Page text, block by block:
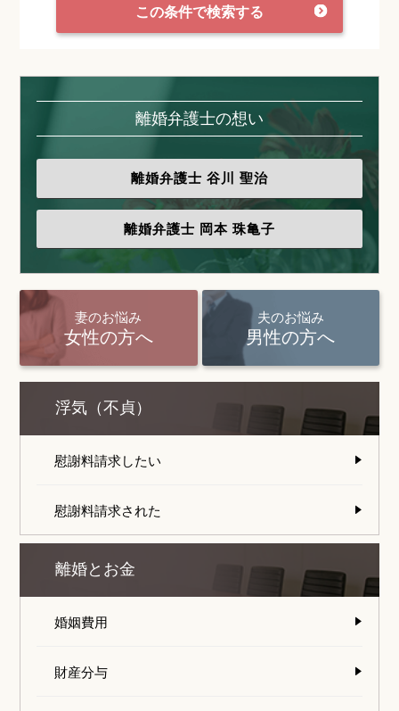
この条件で検索する
離婚弁護士の想い
離婚弁護士 谷川 聖治
離婚弁護士 岡本 珠亀子
妻のお悩み
女性の方へ
夫のお悩み
男性の方へ
浮気（不貞）
慰謝料請求したい
慰謝料請求された
離婚とお金
婚姻費用
財産分与